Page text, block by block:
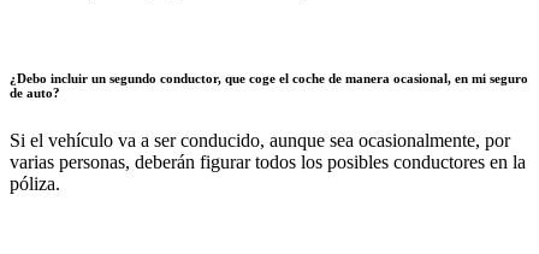
¿Debo incluir un segundo conductor, que coge el coche de manera ocasional, en mi seguro
de auto?
Si el vehículo va a ser conducido, aunque sea ocasionalmente, por
varias personas, deberán figurar todos los posibles conductores en la
póliza.